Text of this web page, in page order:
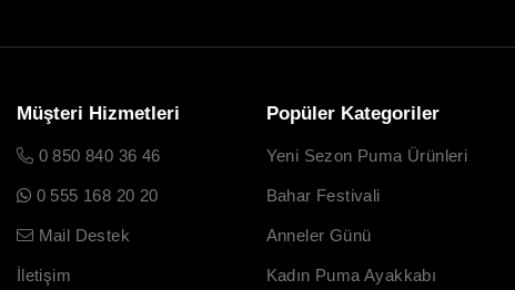
Müşteri Hizmetleri
0 850 840 36 46
0 555 168 20 20
Mail Destek
İletişim
Popüler Kategoriler
Yeni Sezon Puma Ürünleri
Bahar Festivali
Anneler Günü
Kadın Puma Ayakkabı